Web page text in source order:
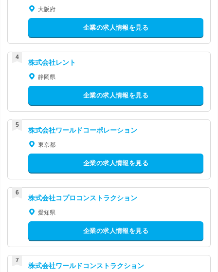
大阪府
企業の求人情報を見る
株式会社レント
静岡県
企業の求人情報を見る
株式会社ワールドコーポレーション
東京都
企業の求人情報を見る
株式会社コプロコンストラクション
愛知県
企業の求人情報を見る
株式会社ワールドコンストラクション